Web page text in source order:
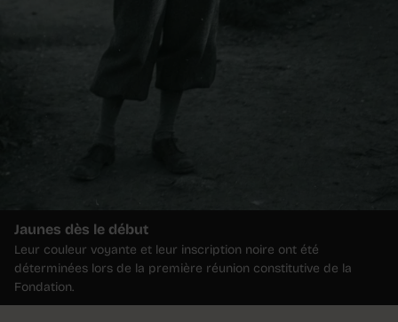
Jaunes dès le début
Leur couleur voyante et leur inscription noire ont été
déterminées lors de la première réunion constitutive de la
Fondation.